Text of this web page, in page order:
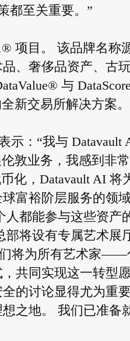
都至关重要。”
项目。 该品牌名称
、奢侈品资产、古
与
新交易所解决方案。
示：“我与 Datavault
敦业务，我感到非
化，Datavault AI 将
球富裕阶层服务的
人都能参与这些资产
将设有专属艺术展
们将为所有艺术家——
共同实现这一转型愿
的讨论显得尤为重
之地。 我们已准备